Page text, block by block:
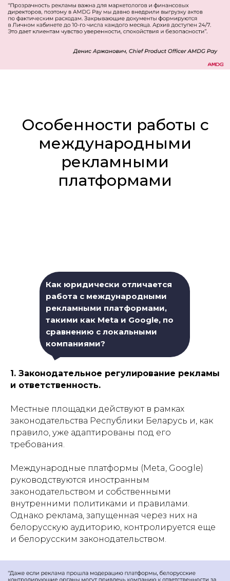
Особенности работы с
международными
рекламными
платформами
Как юридически отличается
работа с международными
рекламными платформами,
такими как Meta и Google, по
сравнению с локальными
компаниями?
1. Законодательное регулирование рекламы
и ответственность.
Местные площадки действуют в рамках
законодательства Республики Беларусь и, как
правило, уже адаптированы под его
требования.
Международные платформы (Meta, Google)
руководствуются иностранным
законодательством и собственными
внутренними политиками и правилами.
Однако реклама, запущенная через них на
белорусскую аудиторию, контролируется еще
и белорусским законодательством.